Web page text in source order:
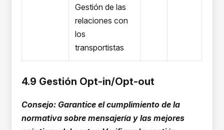
Gestión de las
relaciones con
los
transportistas
4.9 Gestión Opt-in/Opt-out
Consejo: Garantice el cumplimiento de la
normativa sobre mensajería y las mejores